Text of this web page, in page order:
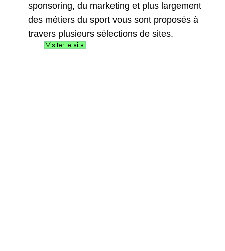
sponsoring, du marketing et plus largement
des métiers du sport vous sont proposés à
travers plusieurs sélections de sites.